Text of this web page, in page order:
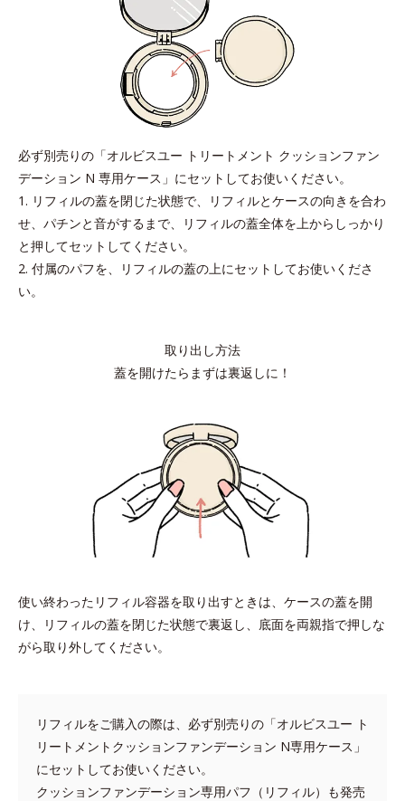
②パフの面を使って
細かくタッピング
指先だけを使ってなじませると色ムラになりやすいので、パフの
面を使って肌にファンデーションを密着させるようにタッピング
③しっかりカバーしたい箇所は
少量を重ね塗り
必ず別売りの「オルビスユー トリートメント クッションファン
デーション N 専用ケース」にセットしてお使いください。
1. リフィルの蓋を閉じた状態で、リフィルとケースの向きを合わ
せ、パチンと音がするまで、リフィルの蓋全体を上からしっかり
と押してセットしてください。
2. 付属のパフを、リフィルの蓋の上にセットしてお使いくださ
い。
取り出し方法
蓋を開けたらまずは裏返しに！
使い終わったリフィル容器を取り出すときは、ケースの蓋を開
け、リフィルの蓋を閉じた状態で裏返し、底面を両親指で押しな
がら取り外してください。
リフィルをご購入の際は、必ず別売りの「オルビスユー ト
リートメントクッションファンデーション N専用ケース」
にセットしてお使いください。
クッションファンデーション専用パフ（リフィル）も発売